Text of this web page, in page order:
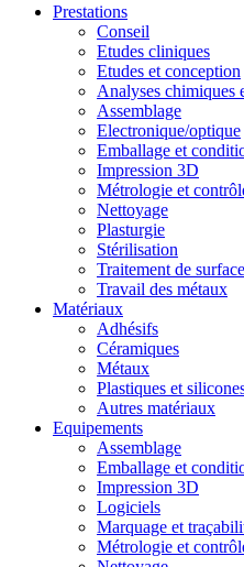
Prestations
Conseil
Etudes cliniques
Etudes et conception
Analyses chimiques
Assemblage
Electronique/optique
Emballage et
Impression 3D
Métrologie et
Nettoyage
Plasturgie
Stérilisation
Traitement de surface
Travail des métaux
Matériaux
Adhésifs
Céramiques
Métaux
Plastiques et
Autres matériaux
Equipements
Assemblage
Emballage et
Impression 3D
Logiciels
Marquage et
Métrologie et